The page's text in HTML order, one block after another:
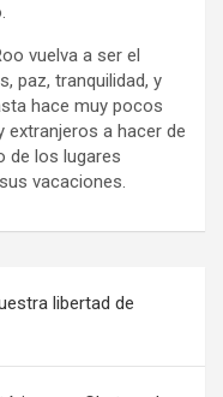
vuelva a ser el
paz, tranquilidad, y
hace muy pocos
extranjeros a hacer de
de los lugares
vacaciones.
libertad de